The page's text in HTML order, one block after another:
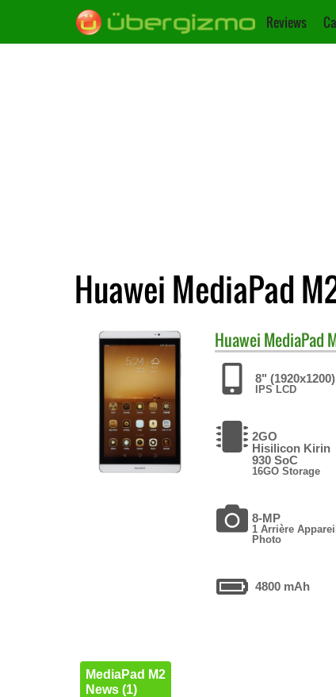
Reviews
Huawei MediaPad
Huawei MediaPad
8" (1920x1200)
IPS LCD
2GO
Hisilicon Kirin
930 SoC
16GO Storage
8-MP
1 Arrière Appareil
Photo
4800 mAh
MediaPad M2
News (1)